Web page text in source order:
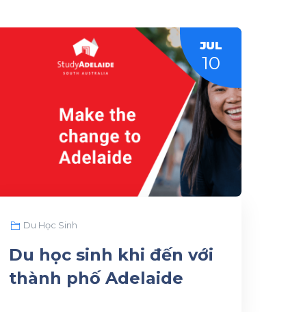
JUL
10
Du Học Sinh
Du học sinh khi đến với
thành phố Adelaide